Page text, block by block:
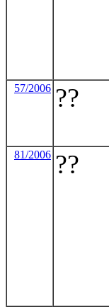
57/2006 ??
81/2006 ??